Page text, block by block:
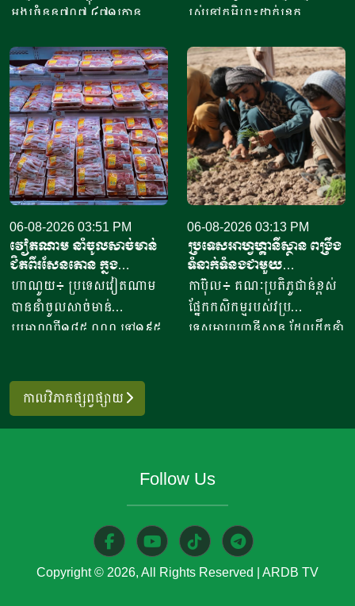
អង្ករចំនួន៧០៧ ៤៧១តោន​
ចំនួន៦១ក្រុមហ៊ុន ដោយនាំ
ចេញទៅកាន់គោលដៅចំនួន៦៦
ដែលក្នុងនោះទៅកាន់បណ្តា
ប្រទេសនៅក្នុងតំបន់អឺរ៉ុប
ចំនួន៣៣ ​បានបរិមាណអង្ករ
ចំនួន២០៧ ១៥៧តោន គិតជា
ទឹកប្រាក់ចំនួន១៥៦,៤៥​លាន
ដុល្លារ។ ឧកញ៉ា ឡាយ ឈុនហួ
ប្រធានសហព័ន្ធស្រូវអង្ករកម្ពុជា
បានមានប្រសាសន៍ថា ការនាំ
ចេញអង្ករសម្រាប់ឆ្នាំ២០២៦នេះ
នឹងសម្រេចបានជោគជ័យតាម
ផែនការ ហើយ​មិនមានបញ្ហាអ្វី
ចោទនោះទេ ជាពិសេស ស្រប
រដ្ឋាភិបាល ដឹកនាំរបស់ស
ម្តេចតេជោ ហ៊ុន សែន ជាអតីត
ម៉ាណែត នាយកដ្ឋមន្រ្តី។​​ ឧកញ៉ា
បញ្ជាក់ថា ជាលទ្ធផលត្រឹមប្រាំ
ពីរខែនេះ កម្ពុជានាំចេញបាន
ជាង៧០៧ ៤៧១តោន​ ធៀបនឹង
ឆ្នាំមុន​មានកំណើន៤០ភាគរយ
រស់នៅភូមិព្រះដាក់ខេត្ត
ចាប់ផ្តើម​ដំបូង​ចេញពីអង្ករ​
១០កំប៉ុង ឬមានទម្ងន់​ប្រហែល​បី
គីឡូក្រាម រហូតមកដល់ឆ្នាំ​
២០២៦នេះ អាច​លក់នំបាន​ពី៤
០០០ ទៅ​៨០០០នំ​ គិតជាប្រាក់
ចំណូលសរុបបានពីបីលានដល់​
ប្រាំបីលានរៀល​ក្នុងមួយថ្ងៃ​។ អ្នក
ស្រី ថ្លុង ថាន ម្ចាស់ហាង​យីហោ
“អាកោត្នោតព្រះដាក់” នៅឃុំព្រះ
ដាក់​ ស្រុក​បន្ទាយស្រី ខេត្ត
សៀមរាប​ បានឱ្យដឹង​ថា មុខរបរ
ធ្វើនំអាកោត្នោត​លក់ជូនប្រជា
ពលរដ្ឋនិងភ្ញៀវទេសចរណ៍
អន្តរជាតិ​ ក្នុងពេលសព្វថ្ងៃនេះ
ហើយ​នំអាកោត្នោតជាចំណីមួយ
ប្រភេទ​ ដែលប្រជាពលរដ្ឋរស់នៅ
ក្នុងតំបន់​និយម​ពិសា។​ អ្នកស្រី
លើកឡើង​ថា នៅក្នុងសម័យកូវីដ​
១៩ ​នំចំណី​ដែលប្រជាពលរដ្ឋ​
06-08-2026 03:51 PM
វៀតណាម នាំចូលសាច់មាន់
ជិតពីរសែនតោន ក្នុង
ឆមាសទី១ ដោយភាគច្រើននាំ
ចូលពីអាម៉េរិក
ហាណូយ៖ ប្រទេសវៀតណាម
បាននាំចូលសាច់មាន់
ប្រមាណពី១៨៥ ០០០ ទៅ១៩៥
នាំចូលពីសហរដ្ឋអាម៉េរិក មាន
រហូតដល់ជិត៦២ភាគរយនៃ
ប្រមាណពី១៩០ ទៅ២០៥លាន
ឡើងពី២៦ ទៅ៣៧,៦ភាគរយ
06-08-2026 03:13 PM
ប្រទេសអាហ្វហ្គានីស្ថាន ពង្រឹង
ទំនាក់ទំនងជាមួយ
ប្រទេសម៉ុលដូវ៉ា ដើម្បីជំរុញ
កិច្ចសហប្រតិបត្តិការផ្នែក
វិទ្យាសាស្ត្រ និងកសិកម្ម
កាប៊ុល៖ គណៈប្រតិភូជាន់ខ្ពស់
ផ្នែកកសិកម្មរបស់វប្រ
ទេសអាហ្វហ្គានីស្ថាន ដែលដឹកនាំ
ប្រតិបត្តិការរវាងប្រទេសទាំងពីរ
គ្រប់គ្រងសត្វល្អិតចង្រៃ។
កាលវិភាគផ្សព្វផ្សាយ
Follow Us
Copyright © 2026, All Rights Reserved ARDB TV